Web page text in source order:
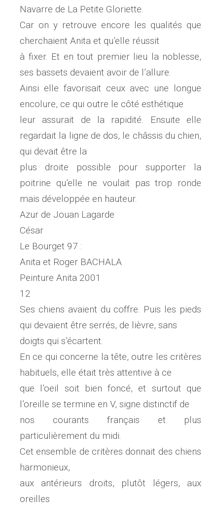
Navarre de La Petite Gloriette.
Car on y retrouve encore les qualités que
cherchaient Anita et qu’elle réussit
à fixer. Et en tout premier lieu la noblesse,
ses bassets devaient avoir de l’allure.
Ainsi elle favorisait ceux avec une longue
encolure, ce qui outre le côté esthétique
leur assurait de la rapidité. Ensuite elle
regardait la ligne de dos, le châssis du chien,
qui devait être la
plus droite possible pour supporter la
poitrine qu’elle ne voulait pas trop ronde
mais développée en hauteur.
Azur de Jouan Lagarde
César
Le Bourget 97 :
Anita et Roger BACHALA
Peinture Anita 2001
12
Ses chiens avaient du coffre. Puis les pieds
qui devaient être serrés, de lièvre, sans
doigts qui s’écartent.
En ce qui concerne la tête, outre les critères
habituels, elle était très attentive à ce
que l’oeil soit bien foncé, et surtout que
l’oreille se termine en V, signe distinctif de
nos courants français et plus
particulièrement du midi.
Cet ensemble de critères donnait des chiens
harmonieux,
aux antérieurs droits, plutôt légers, aux
oreilles